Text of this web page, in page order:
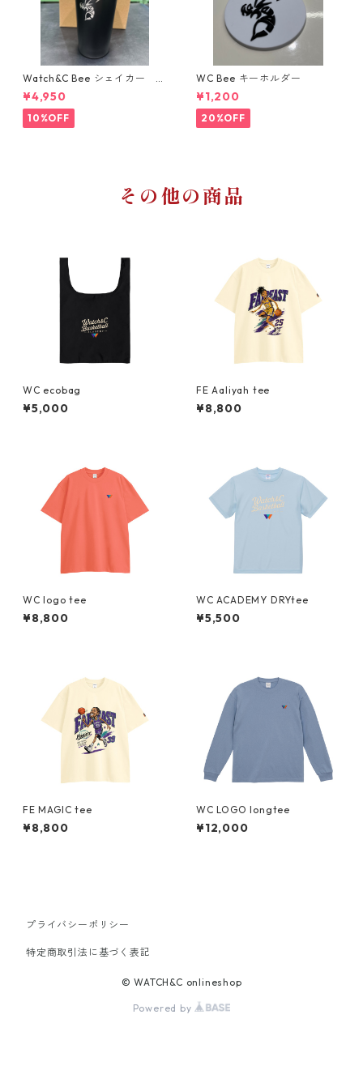
Watch&C Bee シェイカー W
eb限定10点‼️
¥4,950
10%OFF
WC Bee キーホルダー
¥1,200
20%OFF
その他の商品
WC ecobag
¥5,000
FE Aaliyah tee
¥8,800
WC logo tee
¥8,800
WC ACADEMY DRYtee
¥5,500
FE MAGIC tee
¥8,800
WC LOGO longtee
¥12,000
プライバシーポリシー
特定商取引法に基づく表記
© WATCH&C onlineshop
Powered by